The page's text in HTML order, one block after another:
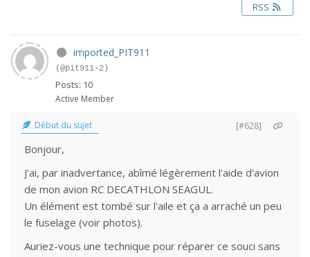
RSS
imported_PIT911
(@pit911-2)
Posts: 10
Active Member
Début du sujet [#628]
Bonjour,
J'ai, par inadvertance, abîmé légèrement l'aide d'avion
de mon avion RC DECATHLON SEAGUL.
Un élément est tombé sur l'aile et ça a arraché un peu
le fuselage (voir photos).
Auriez-vous une technique pour réparer ce souci sans